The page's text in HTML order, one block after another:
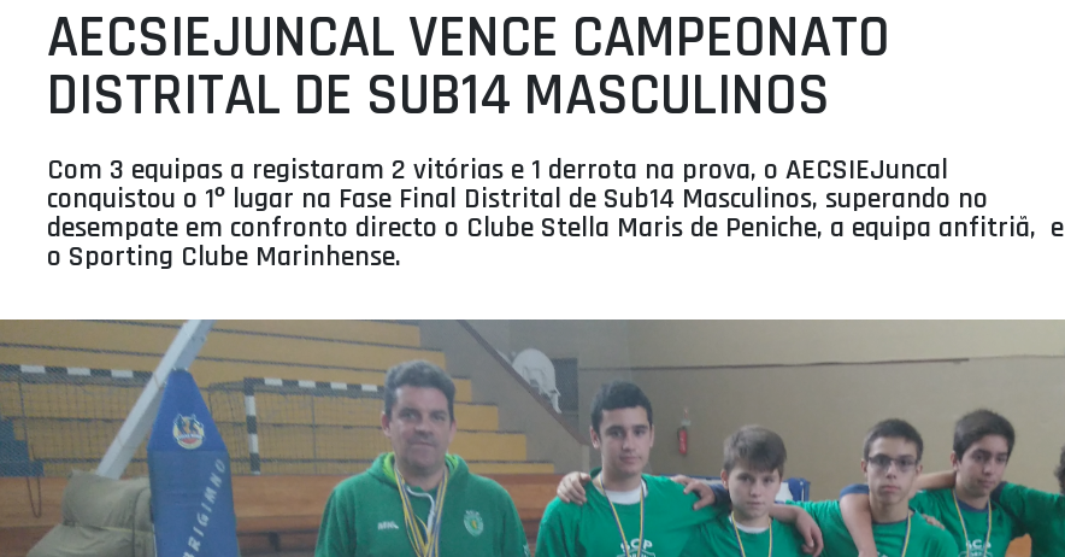
COMPETIÇÕES
ASSOCIAÇÕES
CLUBES
AGENTES
AGENDA
SELEÇÕES
MINIBASQUETE
ÁREA TÉCNICA
PROJETOS
AECSIEJUNCAL VENCE CAMPEONATO
DISTRITAL DE SUB14 MASCULINOS
Com 3 equipas a registaram 2 vitórias e 1 derrota na prova, o AECSIEJuncal
conquistou o 1º lugar na Fase Final Distrital de Sub14 Masculinos, superando no
desempate em confronto directo o Clube Stella Maris de Peniche, a equipa anfitriã, e
o Sporting Clube Marinhense.